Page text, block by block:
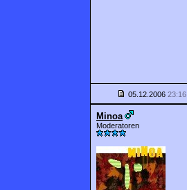
05.12.2006 23:16
Minoa
Moderatoren